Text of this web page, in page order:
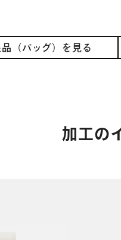
品（バッグ）を見る
加工の